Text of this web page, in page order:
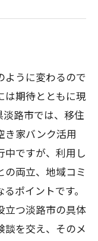
ように変わるので
は期待とともに現
淡路市では、移住
き家バンク活用
中ですが、利用し
の両立、地域コミ
ポイントです。
立つ淡路市の具体
談を交え、そのメ